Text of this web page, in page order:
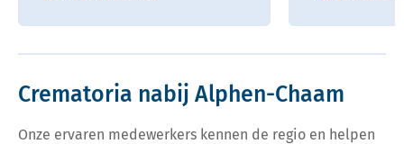
Crematoria nabij Alphen-Chaam
Onze ervaren medewerkers kennen de regio en helpen